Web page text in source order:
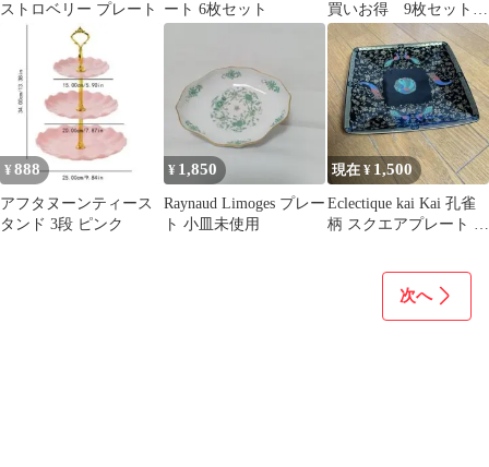
ストロベリー プレート
ート 6枚セット
買いお得 9枚セット
レア 入手困難
¥ 888
アフタヌーンティース
タンド 3段 ピンク
¥ 1,850
Raynaud Limoges プレー
ト 小皿未使用
現在 ¥ 1,500
Eclectique kai Kai 孔雀
柄 スクエアプレート 2
次へ